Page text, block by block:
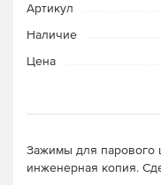
Артикул
Наличие
Цена
Зажимы для парового
инженерная копия.